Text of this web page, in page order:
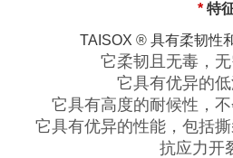
* 特
TAISOX ® 具有柔韧性
它柔韧且无毒，无
它具有优异的低
它具有高度的耐候性，不
它具有优异的性能，包括
抗应力开